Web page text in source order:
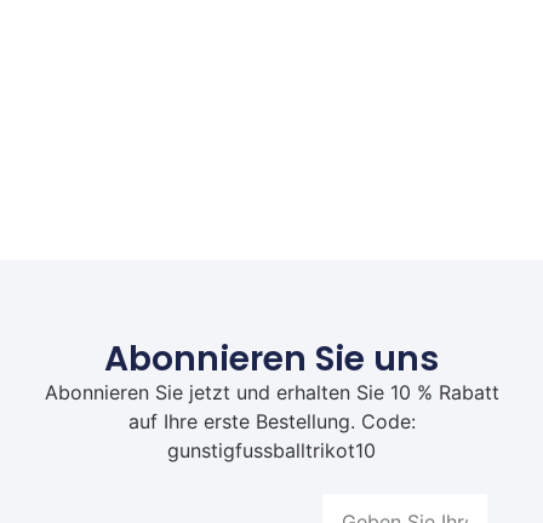
Abonnieren Sie uns
Abonnieren Sie jetzt und erhalten Sie 10 % Rabatt
auf Ihre erste Bestellung. Code:
gunstigfussballtrikot10